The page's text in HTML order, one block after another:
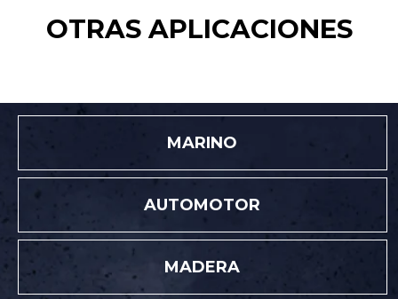
OTRAS APLICACIONES
MARINO
AUTOMOTOR
MADERA